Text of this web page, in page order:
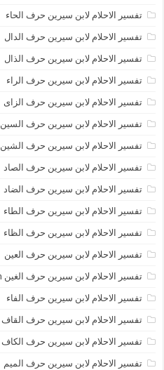
تفسير الاحلام لابن سيرين حرف الحاء
تفسير الاحلام لابن سيرين حرف الدال
تفسير الاحلام لابن سيرين حرف الذال
تفسير الاحلام لابن سيرين حرف الراء
تفسير الاحلام لابن سيرين حرف الزاى
تفسير الاحلام لابن سيرين حرف السين
تفسير الاحلام لابن سيرين حرف الشين
تفسير الاحلام لابن سيرين حرف الصاد
تفسير الاحلام لابن سيرين حرف الضاد
تفسير الاحلام لابن سيرين حرف الطاء
تفسير الاحلام لابن سيرين حرف الظاء
تفسير الاحلام لابن سيرين حرف العين
تفسير الاحلام لابن سيرين حرف الغين tafsir ahlam
تفسير الاحلام لابن سيرين حرف الفاء
تفسير الاحلام لابن سيرين حرف القاف
تفسير الاحلام لابن سيرين حرف الكاف
تفسير الاحلام لابن سيرين حرف الميم